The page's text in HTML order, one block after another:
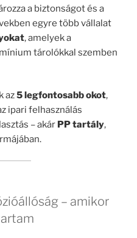
a biztonságot és a
egyre több vállalat
, amelyek a
tárolókkal szemben
az5 legfontosabb okot,
ipari felhasználás
– akár PP tartály,
– amikor